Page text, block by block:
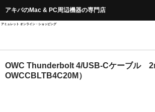
アキバのMac & PC周辺機器の専門店
アミュレット オンライン・ショッピング
店舗TOP
OWC Thunderbolt 4/USB-Cケーブル
OWCCBLTB4C20M）